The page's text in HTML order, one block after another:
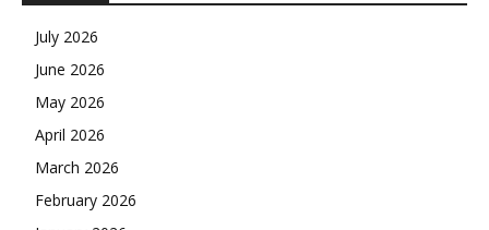
July 2026
June 2026
May 2026
April 2026
March 2026
February 2026